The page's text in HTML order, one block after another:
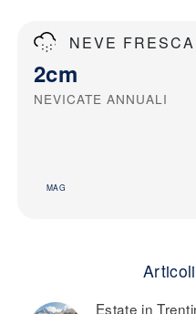
NEVE FRESCA
2cm
NEVICATE ANNUALI
MAG
Estate in